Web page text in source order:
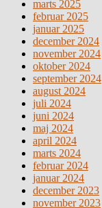
marts 2025
februar 2025
januar 2025
december 2024
november 2024
oktober 2024
september 2024
august 2024
juli 2024
juni 2024
maj 2024
april 2024
marts 2024
februar 2024
januar 2024
december 2023
november 2023